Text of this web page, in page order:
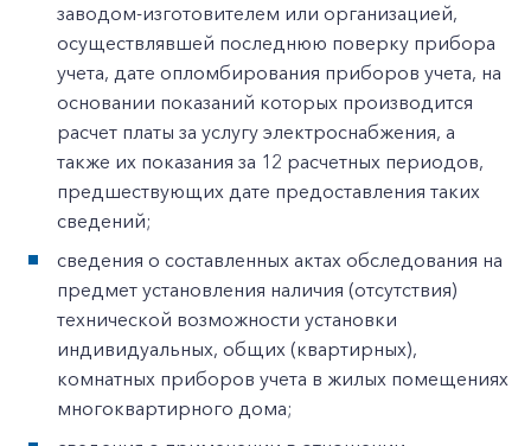
заводом-изготовителем или организацией,
осуществлявшей последнюю поверку прибора
учета, дате опломбирования приборов учета, на
основании показаний которых производится
расчет платы за услугу электроснабжения, а
также их показания за 12 расчетных периодов,
предшествующих дате предоставления таких
сведений;
сведения о составленных актах обследования на
предмет установления наличия (отсутствия)
технической возможности установки
индивидуальных, общих (квартирных),
комнатных приборов учета в жилых помещениях
многоквартирного дома;